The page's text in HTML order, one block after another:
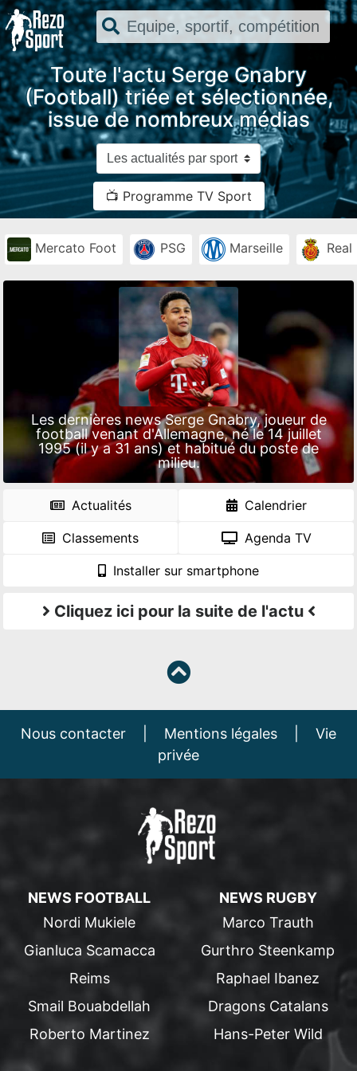
Toute l'actu Serge Gnabry
(Football) triée et sélectionnée,
issue de nombreux médias
📺 Programme TV Sport
Mercato Foot PSG Marseille
Les dernières news Serge Gnabry, joueur de
football venant d'Allemagne, né le 14 juillet
1995 (il y a 31 ans) et habitué du poste de
milieu.
Actualités Calendrier
Classements Agenda TV
Installer sur smartphone
Cliquez ici pour la suite de l'actu
Nous contacter Mentions légales
Vie
privée
NEWS FOOTBALL
Nordi Mukiele
Gianluca Scamacca
Reims
Smail Bouabdellah
Roberto Martinez
NEWS RUGBY
Marco Trauth
Gurthro Steenkamp
Raphael Ibanez
Dragons Catalans
Hans-Peter Wild